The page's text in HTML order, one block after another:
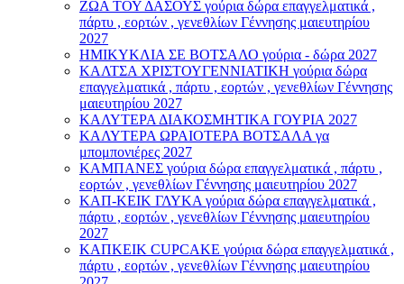
ΖΩΑ ΤΟΥ ΔΑΣΟΥΣ γούρια δώρα επαγγελματικά ,
πάρτυ , εορτών , γενεθλίων Γέννησης μαιευτηρίου
2027
ΗΜΙΚΥΚΛΙΑ ΣΕ ΒΟΤΣΑΛΟ γούρια - δώρα 2027
ΚΑΛΤΣΑ ΧΡΙΣΤΟΥΓΕΝΝΙΑΤΙΚΗ γούρια δώρα
επαγγελματικά , πάρτυ , εορτών , γενεθλίων Γέννησης
μαιευτηρίου 2027
ΚΑΛΥΤΕΡΑ ΔΙΑΚΟΣΜΗΤΙΚΑ ΓΟΥΡΙΑ 2027
ΚΑΛΥΤΕΡΑ ΩΡΑΙΟΤΕΡΑ ΒΟΤΣΑΛΑ γα
μπομπονιέρες 2027
ΚΑΜΠΑΝΕΣ γούρια δώρα επαγγελματικά , πάρτυ ,
εορτών , γενεθλίων Γέννησης μαιευτηρίου 2027
ΚΑΠ-ΚΕΙΚ ΓΛΥΚΑ γούρια δώρα επαγγελματικά ,
πάρτυ , εορτών , γενεθλίων Γέννησης μαιευτηρίου
2027
ΚΑΠΚΕΙΚ CUPCAKE γούρια δώρα επαγγελματικά ,
πάρτυ , εορτών , γενεθλίων Γέννησης μαιευτηρίου